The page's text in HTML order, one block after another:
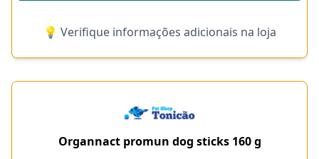
💡 Verifique informações adicionais na loja
Organnact promun dog sticks 160 g